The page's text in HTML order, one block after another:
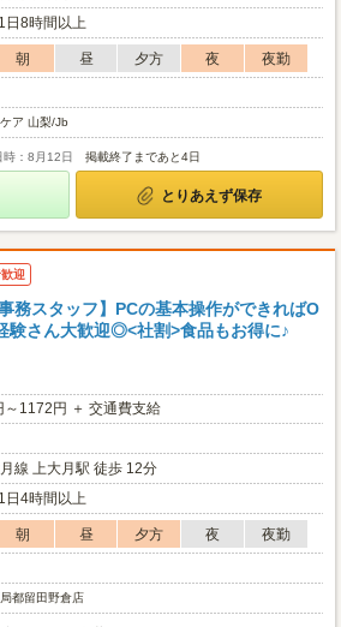
日8時間以上
朝 昼 夕方 夜
夜勤
ア 山梨/Jb
時：8月12日 掲載終了まであと4日
とりあえず保存
迎
事務スタッフ】PCの基本操作ができればO
験さん大歓迎◎<社割>食品もお得に♪
1172円 ＋ 交通費支給
線 上大月駅 徒歩 12分
日4時間以上
朝 昼 夕方 夜
夜勤
都留田野倉店